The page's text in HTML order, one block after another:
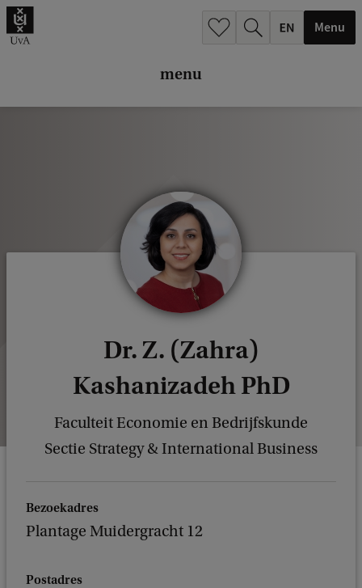
menu
Menu
Dr. Z. (Zahra)
Kashanizadeh PhD
Faculteit Economie en Bedrijfskunde
Sectie Strategy & International Business
Bezoekadres
Plantage Muidergracht 12
Postadres